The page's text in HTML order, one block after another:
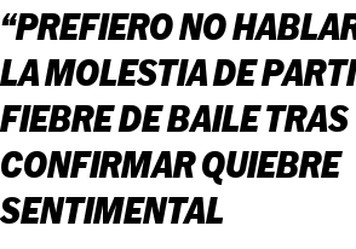
“PREFIERO NO
LA MOLESTIA DE
FIEBRE DE BAILE TRAS
CONFIRMAR QUIEBRE
SENTIMENTAL